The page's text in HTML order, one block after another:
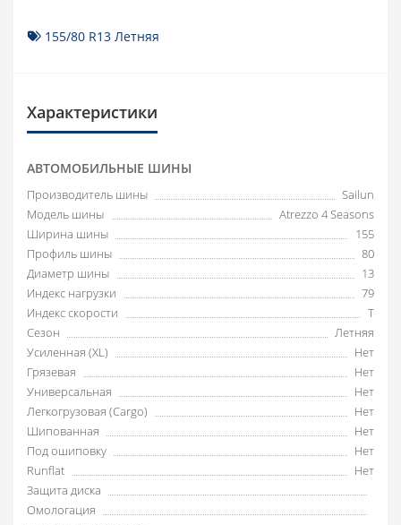
155/80 R13 Летняя
Характеристики
АВТОМОБИЛЬНЫЕ ШИНЫ
Производитель шины
Sailun
Модель шины
Atrezzo 4 Seasons
Ширина шины
155
Профиль шины
80
Диаметр шины
13
Индекс нагрузки
79
Индекс скорости
T
Сезон
Летняя
Усиленная (XL)
Нет
Грязевая
Нет
Универсальная
Нет
Легкогрузовая (Cargo)
Нет
Шипованная
Нет
Под ошиповку
Нет
Runflat
Нет
Защита диска
Омологация